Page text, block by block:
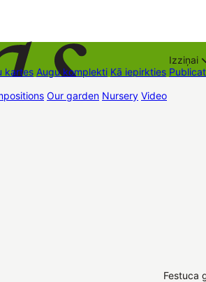
kartes Augu komplekti Kā iepirkties
Izziņai
Our garden Nursery Video
Festuca